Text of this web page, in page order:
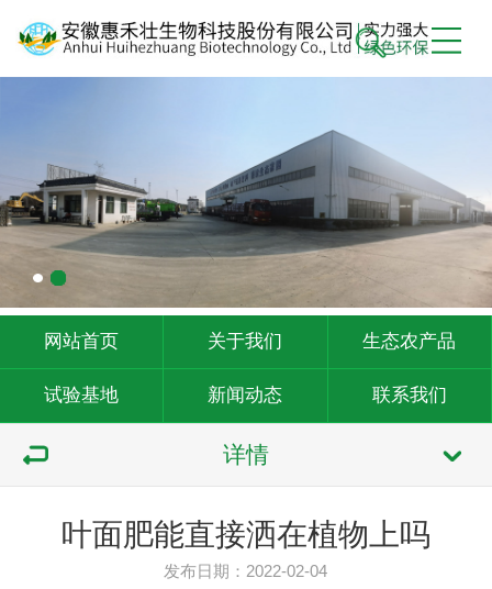
网站首页 关于我们 生态农产品
试验基地 新闻动态 联系我们
详情
叶面肥能直接洒在植物上吗
发布日期：2022-02-04